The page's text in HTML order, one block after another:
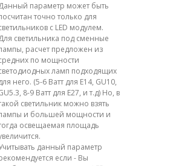
параметр может быть
точно только для
с LED модулем.
светильника под сменные
расчет предложен из
по мощности
ламп подходящих
него. (5-6 Ватт для E14, GU10,
8-9 Ватт для E27, и т.д) Но, в
светильник можно взять
и большей мощности и
освещаемая площадь
данный параметр
если - Вы